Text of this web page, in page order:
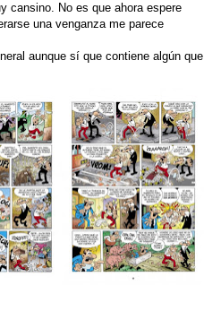
cansino. No es que ahora espere
una venganza me parece
aunque sí que contiene algún que